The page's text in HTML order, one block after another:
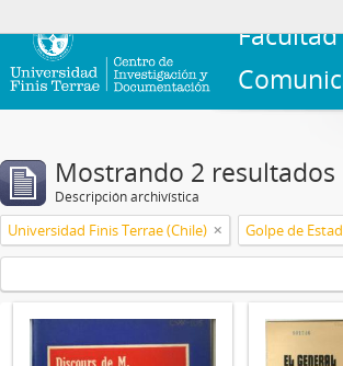
Mostrando 2 resultados
Descripción archivística
Universidad Finis Terrae (Chile) Golpe de